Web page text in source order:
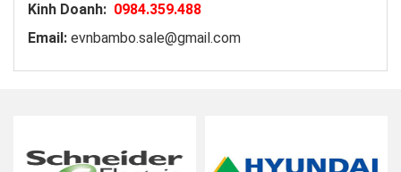
Kinh Doanh: 0984.359.488
Email: evnbambo.sale@gmail.com